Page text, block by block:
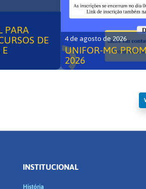
PARA
DE 4 de agosto de 2026
UNIFOR-MG
2026
INSTITUCIONAL